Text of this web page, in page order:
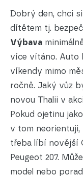
Dobrý den, chci
dítětem tj.
Výbava
více vítáno. Auto
víkendy mimo
ročně. Jaký vůz
novou Thalii v
Pokud ojetinu
v tom
třeba líbí novější
Peugeot 207.
model nebo